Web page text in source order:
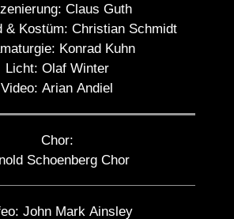
Claus Guth
& Kostüm: Christian Schmidt
Konrad Kuhn
Licht: Olaf Winter
Video: Arian Andiel
Chor:
Schoenberg Chor
John Mark Ainsley